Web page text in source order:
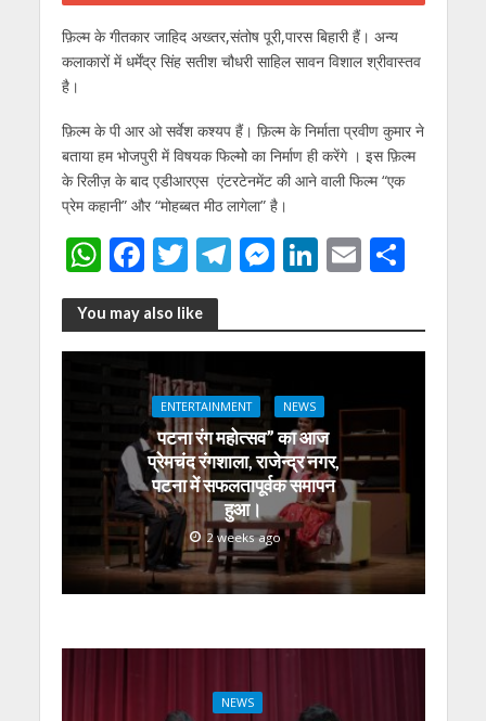
फ़िल्म के गीतकार जाहिद अख्तर,संतोष पूरी,पारस बिहारी हैं। अन्य
कलाकारों में धर्मेंद्र सिंह सतीश चौधरी साहिल सावन विशाल श्रीवास्तव
है।
फ़िल्म के पी आर ओ सर्वेश कश्यप हैं। फ़िल्म के निर्माता प्रवीण कुमार ने
बताया हम भोजपुरी में विषयक फिल्मोे का निर्माण ही करेंगे । इस फ़िल्म
के रिलीज़ के बाद एडीआरएस एंटरटेनमेंट की आने वाली फिल्म “एक
प्रेम कहानी” और “मोहब्बत मीठ लागेला” है।
W
h
at
s
p
F
ac
e
b
o
o
k
T
w
itt
er
T
e
gr
a
m
M
ss
e
n
g
er
Li
k
e
dI
n
E
ai
l
S
ar
e
You may also like
ENTERTAINMENT NEWS
पटना रंग महोत्सव” का आज
प्रेमचंद रंगशाला, राजेन्द्र नगर,
पटना में सफलतापूर्वक समापन
हुआ।
2 weeks ago
NEWS